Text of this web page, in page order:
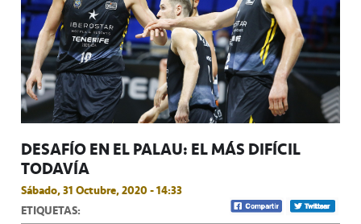
DESAFÍO EN EL PALAU: EL MÁS DIFÍCIL
TODAVÍA
Sábado, 31 Octubre, 2020 - 14:33
ETIQUETAS: